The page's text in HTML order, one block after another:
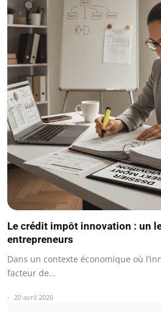
Le crédit impôt innovation : un
entrepreneurs
Dans un contexte économique où
facteur de…
20 avril 2026